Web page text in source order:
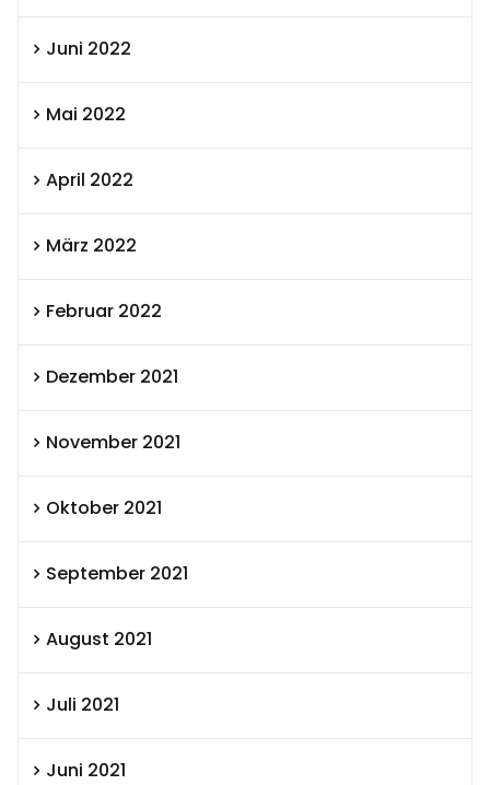
Juni 2022
Mai 2022
April 2022
März 2022
Februar 2022
Dezember 2021
November 2021
Oktober 2021
September 2021
August 2021
Juli 2021
Juni 2021